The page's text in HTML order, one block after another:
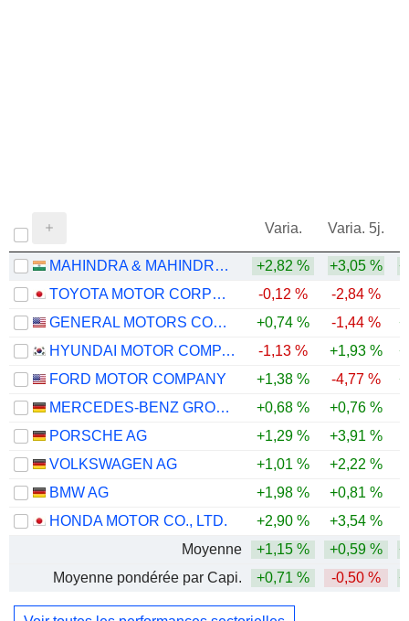
Varia. Varia. 5j.
MAHINDRA & MAHINDRA LIMITED +2,82 % +3,05 %
TOYOTA MOTOR CORPORATION
-0,12 % -2,84 %
GENERAL MOTORS COMPANY
+0,74 % -1,44 %
HYUNDAI MOTOR COMPANY
-1,13 % +1,93 %
FORD MOTOR COMPANY
+1,38 % -4,77 %
MERCEDES-BENZ GROUP AG
+0,68 % +0,76 %
PORSCHE AG
+1,29 % +3,91 %
VOLKSWAGEN AG
+1,01 % +2,22 %
BMW AG
+1,98 % +0,81 %
HONDA MOTOR CO., LTD.
+2,90 % +3,54 %
Moyenne
+1,15 % +0,59 %
Moyenne pondérée par Capi.
+0,71 % -0,50 %